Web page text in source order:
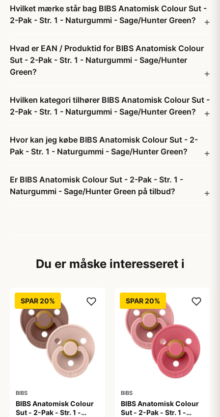
Hvilket mærke står bag BIBS Anatomisk Colour Sut -
2-Pak - Str. 1 - Naturgummi - Sage/Hunter Green?
Hvad er EAN / Produktid for BIBS Anatomisk Colour
Sut - 2-Pak - Str. 1 - Naturgummi - Sage/Hunter
Green?
Hvilken kategori tilhører BIBS Anatomisk Colour Sut -
2-Pak - Str. 1 - Naturgummi - Sage/Hunter Green?
Hvor kan jeg købe BIBS Anatomisk Colour Sut - 2-
Pak - Str. 1 - Naturgummi - Sage/Hunter Green?
Er BIBS Anatomisk Colour Sut - 2-Pak - Str. 1 -
Naturgummi - Sage/Hunter Green på tilbud?
Du er måske interesseret i
SPAR 20%
BIBS
BIBS Anatomisk Colour
Sut - 2-Pak - Str. 1 -
SPAR 20%
BIBS
BIBS Anatomisk Colour
Sut - 2-Pak - Str. 1 -